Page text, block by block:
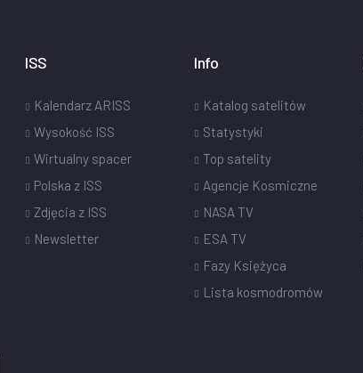
ISS
Kalendarz ARISS
Wysokość ISS
Wirtualny spacer
Polska z ISS
Zdjęcia z ISS
Newsletter
Info
Katalog satelitów
Statystyki
Top satelity
Agencje Kosmiczne
NASA TV
ESA TV
Fazy Księżyca
Lista kosmodromów